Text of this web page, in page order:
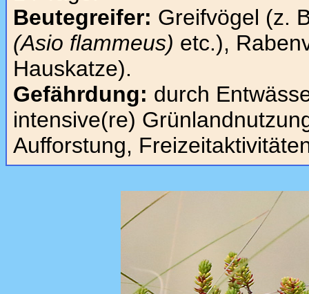
Beutegreifer: Greifvögel (z.
(Asio flammeus) etc.),
Hauskatze).
Gefährdung: durch
intensive(re)
Aufforstung,